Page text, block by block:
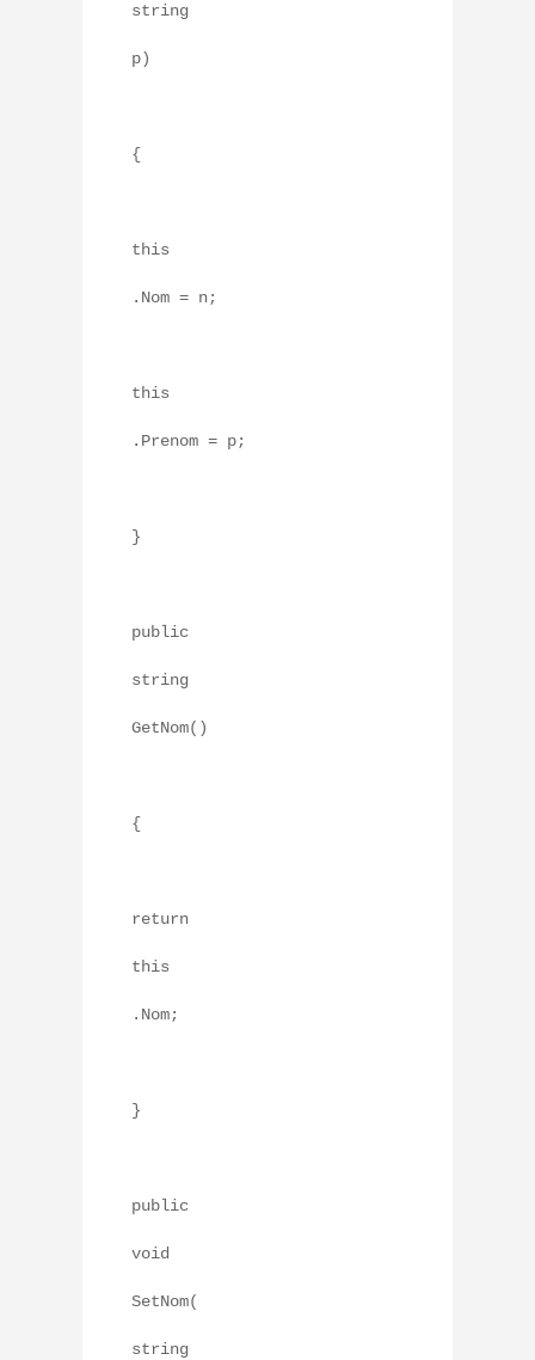
string
p)
{
this
.Nom = n;
this
.Prenom = p;
}
public
string
GetNom()
{
return
this
.Nom;
}
public
void
SetNom(
string